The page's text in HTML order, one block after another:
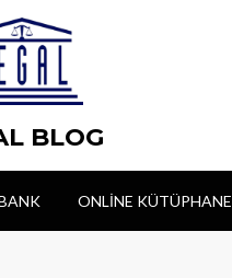
BLOG
ONLINE KÜTÜPHANE